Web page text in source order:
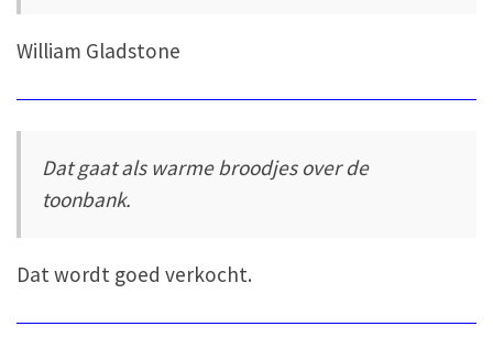
William Gladstone
Dat gaat als warme broodjes over de
toonbank.
Dat wordt goed verkocht.